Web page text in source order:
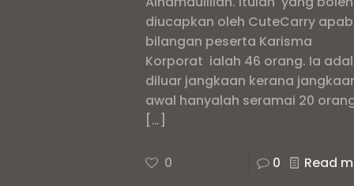
diucapkan oleh CuteCarry
bilangan peserta Karisma
Korporat ialah 46 orang. Ia
diluar jangkaan kerana
awal hanyalah seramai 20
[…]
0 0 Read